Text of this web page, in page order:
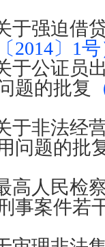
于强迫借
2014〕1号
于公证员
题的批复
于非法经
问题的批
高人民检
事案件若